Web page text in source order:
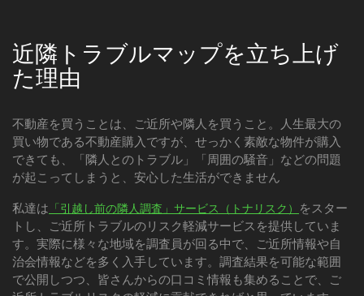
近隣トラブルマップを立ち上げ
た理由
不動産を買うことは、ご近所や隣人を買うこと。人生最大の
買い物である不動産購入ですが、せっかく素敵な物件が購入
できても、「隣人とのトラブル」「周囲の騒音」などの問題
が起こってしまうと、安心した生活ができません
私達は 「引越し前の隣人調査」サービス（トナリスク） をスター
トし、ご近所トラブルのリスク軽減サービスを提供していま
す。実際に様々な地域を調査員が回る中で、ご近所情報や自
治会情報などを多く入手しています。調査結果を可能な範囲
で公開しつつ、皆さんからの口コミ情報も集めることで、ご